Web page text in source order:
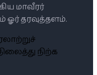
மாவீரர்
தரவுத்தளம்.
நிற்க